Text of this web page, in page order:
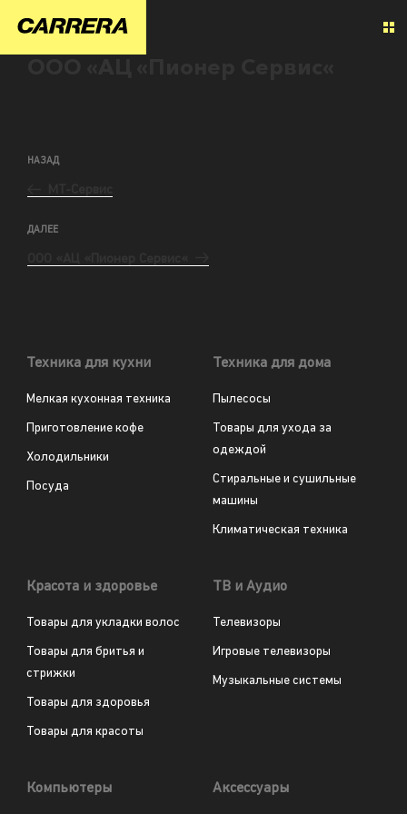
НАЗАД
ДАЛЕЕ
Техника для кухни
Мелкая кухонная техника
Приготовление кофе
Холодильники
Посуда
Техника для дома
Пылесосы
Товары для ухода за
одеждой
Стиральные и сушильные
машины
Климатическая техника
Красота и здоровье
Товары для укладки волос
Товары для бритья и
стрижки
Товары для здоровья
Товары для красоты
ТВ и Аудио
Телевизоры
Игровые телевизоры
Музыкальные системы
Компьютеры Аксессуары